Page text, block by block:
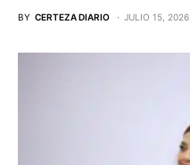
BY CERTEZA DIARIO JULIO 15, 2026